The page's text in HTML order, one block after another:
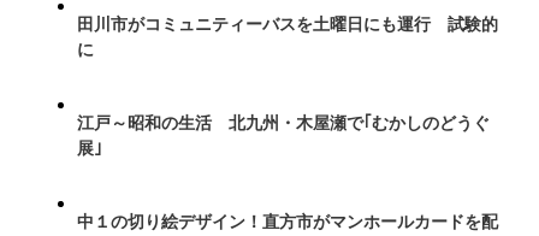
田川市がコミュニティーバスを土曜日にも運行 試験的
に
江戸～昭和の生活 北九州・木屋瀬で｢むかしのどうぐ
展｣
中１の切り絵デザイン！直方市がマンホールカードを配